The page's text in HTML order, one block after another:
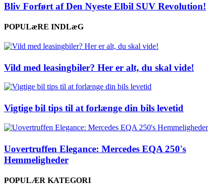
Bliv Forført af Den Nyeste Elbil SUV Revolution!
POPULæRE INDLæG
Vild med leasingbiler? Her er alt, du skal vide!
Vigtige bil tips til at forlænge din bils levetid
Uovertruffen Elegance: Mercedes EQA 250's
Hemmeligheder
POPULÆR KATEGORI